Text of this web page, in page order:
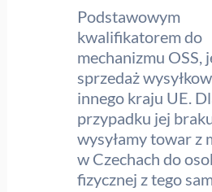
Podstawowym
kwalifikatorem do
mechanizmu OSS,
sprzedaż
innego kraju UE.
przypadku jej
wysyłamy towar z
w Czechach do
fizycznej z tego